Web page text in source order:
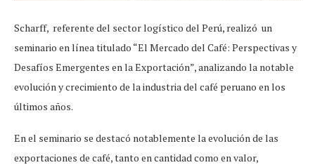
Scharff, referente del sector logístico del Perú, realizó un
seminario en línea titulado “El Mercado del Café: Perspectivas y
Desafíos Emergentes en la Exportación”, analizando la notable
evolución y crecimiento de la industria del café peruano en los
últimos años.
En el seminario se destacó notablemente la evolución de las
exportaciones de café, tanto en cantidad como en valor,